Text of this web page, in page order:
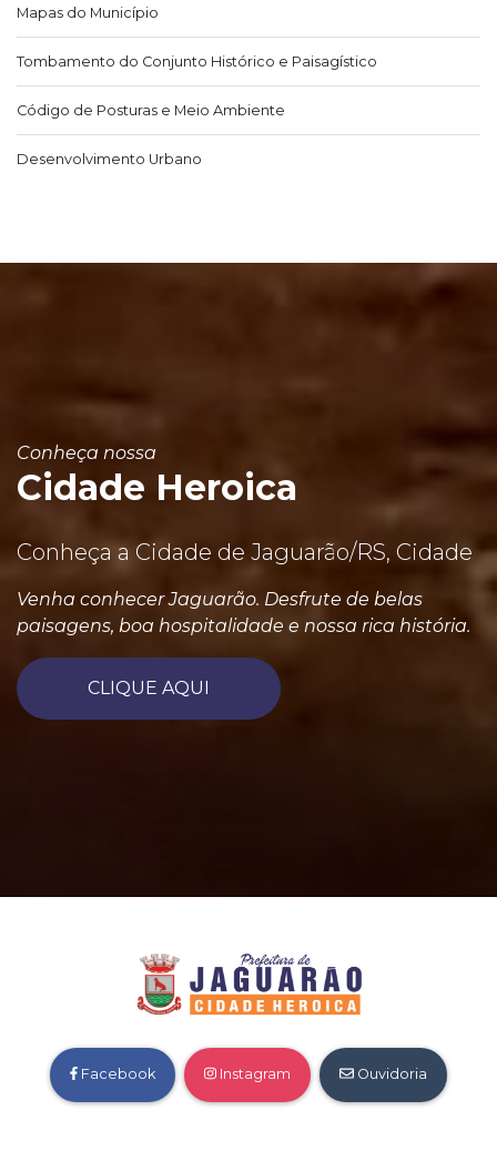
Mapas do Município
Tombamento do Conjunto Histórico e Paisagístico
Código de Posturas e Meio Ambiente
Desenvolvimento Urbano
Conheça nossa
Cidade Heroica
Conheça a Cidade de Jaguarão/RS, Cidade
Venha conhecer Jaguarão. Desfrute de belas
paisagens, boa hospitalidade e nossa rica história.
CLIQUE AQUI
Facebook Instagram Ouvidoria